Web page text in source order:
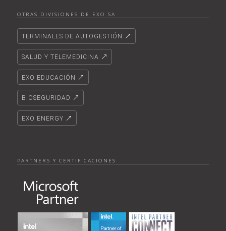
OTRAS DIVISIONES DE EXO SA
TERMINALES DE AUTOGESTIÓN
SALUD Y TELEMEDICINA
EXO EDUCACIÓN
BIOSEGURIDAD
EXO ENERGY
PARTNERS Y CERTIFICACIONES